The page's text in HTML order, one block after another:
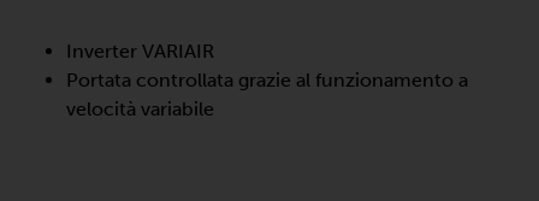
Inverter VARIAIR
Portata controllata grazie al funzionamento a
velocità variabile